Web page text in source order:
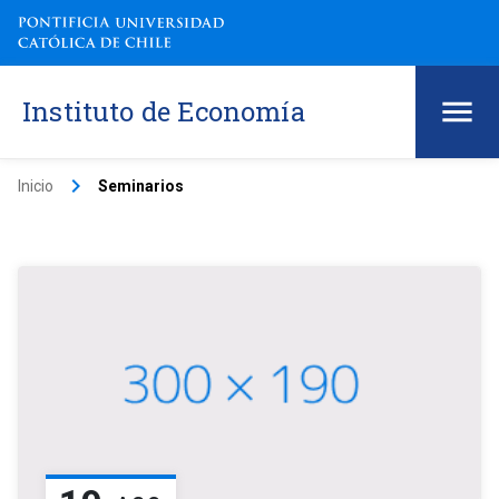
Instituto de Economía
Inicio keyboard_arrow_right Seminarios